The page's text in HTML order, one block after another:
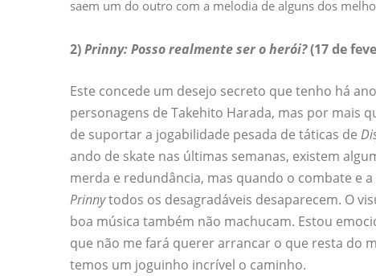
saem um do outro com a melodia de alguns dos
2)Prinny: Posso realmente ser o herói?(17 de
Este concede um desejo secreto que tenho há
personagens de Takehito Harada, mas por mais
de suportar a jogabilidade pesada de táticas de
ando de skate nas últimas semanas, existem
merda e redundância, mas quando o combate e
Prinnytodos os desagradáveis ​​desaparecem. O
boa música também não machucam. Estou
que não me fará querer arrancar o que resta do
temos um joguinho incrível o caminho.